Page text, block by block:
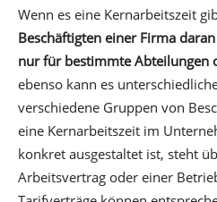
Wenn es eine Kernarbeitszeit
Beschäftigten einer Firma
nur für bestimmte Abteilungen
ebenso kann es
verschiedene Gruppen von
eine Kernarbeitszeit im
konkret ausgestaltet ist, steht
Arbeitsvertrag oder einer